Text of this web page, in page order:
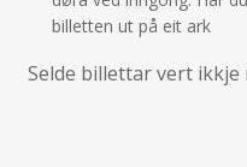
billetten ut på eit ark
Selde billettar vert ikkje